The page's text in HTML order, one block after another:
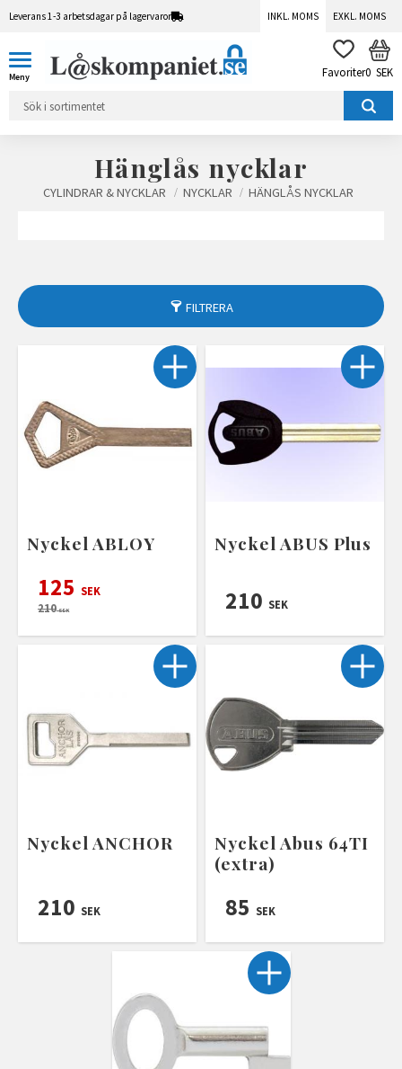
Leverans 1-3 arbetsdagar på lagervaror INKL. MOMS EXKL. MOMS
FAVORITER
0 SEK
Hänglås nycklar
CYLINDRAR & NYCKLAR NYCKLAR HÄNGLÅS NYCKLAR
FILTRERA
Nyckel ABLOY
125 SEK
210SEK
Nyckel ABUS Plus
210 SEK
Nyckel ANCHOR
210 SEK
Nyckel Abus 64TI
(extra)
85 SEK